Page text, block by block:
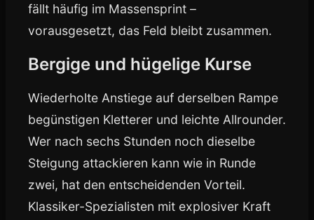
fällt häufig im Massensprint –
vorausgesetzt, das Feld bleibt zusammen.
Bergige und hügelige Kurse
Wiederholte Anstiege auf derselben Rampe
begünstigen Kletterer und leichte Allrounder.
Wer nach sechs Stunden noch dieselbe
Steigung attackieren kann wie in Runde
zwei, hat den entscheidenden Vorteil.
Klassiker-Spezialisten mit explosiver Kraft